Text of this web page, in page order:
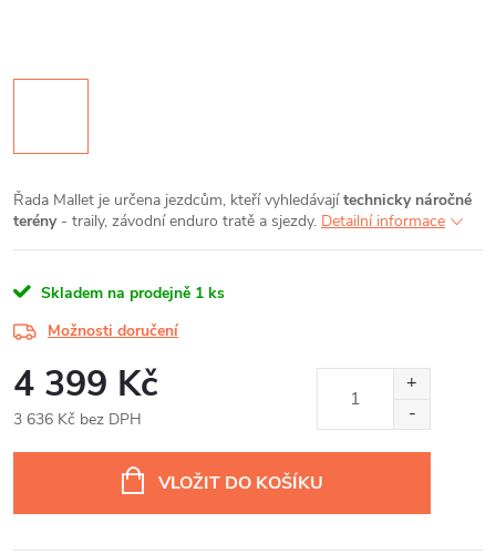
Řada Mallet je určena jezdcům, kteří vyhledávajítechnicky náročné
terény- traily, závodní enduro tratě a sjezdy. Detailní informace
Skladem na prodejně 1 ks
Možnosti doručení
4 399 Kč
3 636 Kč bez DPH
VLOŽIT DO KOŠÍKU